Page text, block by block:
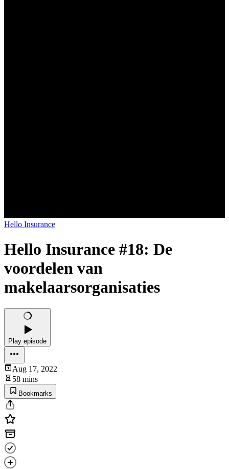
Hello Insurance
Hello Insurance #18: De
voordelen van
makelaarsorganisaties
Play episode
Aug 17, 2022
58 mins
Bookmarks